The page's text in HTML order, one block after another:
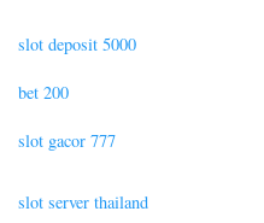
slot deposit 5000
bet 200
slot gacor 777
slot server thailand